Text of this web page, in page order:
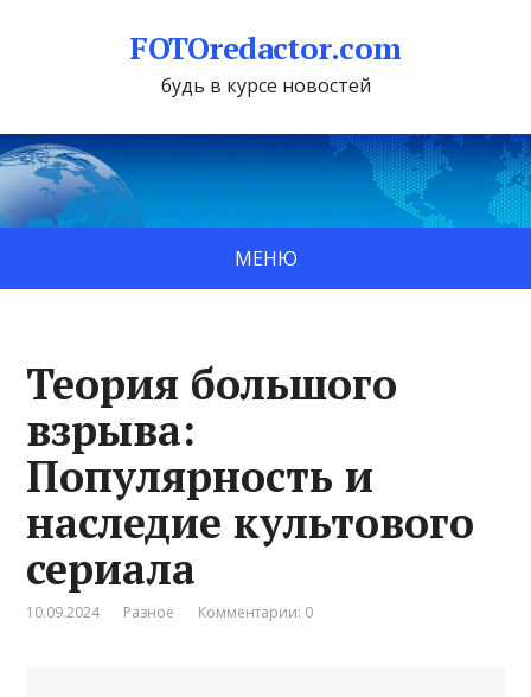
FOTOredactor.com
будь в курсе новостей
МЕНЮ
Теория большого
взрыва:
Популярность и
наследие культового
сериала
10.09.2024 Разное Комментарии: 0